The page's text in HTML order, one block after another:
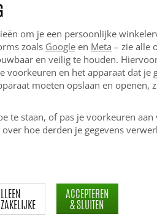
- Hamilton
Ronde
(greige)
59.99 €
om je een persoonlijke
zoals Googleen Meta – zie alle
en veilig te houden.
en het apparaat dat je
moeten opslaan en openen,
te staan, of pas je voorkeuren aan
hoe derden je gegevens
ACCEPTEREN
& SLUITEN